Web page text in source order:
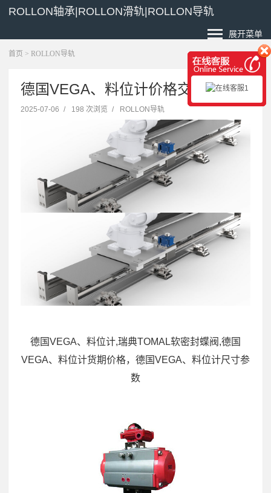
ROLLON轴承|ROLLON滑轨|ROLLON导轨
展开菜单
首页 > ROLLON导轨
德国VEGA、料位计价格交期
2025-07-06 / 198 次浏览 / ROLLON导轨
德国VEGA、料位计,瑞典TOMAL软密封蝶阀,德国
VEGA、料位计货期价格，德国VEGA、料位计尺寸参
数